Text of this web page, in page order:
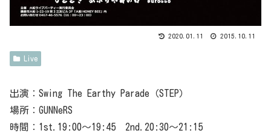
2020.01.11 2015.10.11
Live
出演：Swing The Earthy Parade（STEP）
場所：GUNNeRS
時間：1st.19:00〜19:45 2nd.20:30〜21:15